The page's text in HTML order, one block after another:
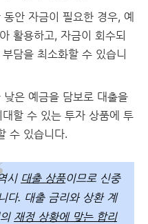
동안 자금이 필요한 경우, 예
활용하고, 자금이 회수되
담을 최소화할 수 있습니
낮은 예금을 담보로 대출을
할 수 있는 투자 상품에 투
수 있습니다.
시 대출 상품이므로 신중
다. 대출 금리와 상환 계
재정 상황에 맞는 합리